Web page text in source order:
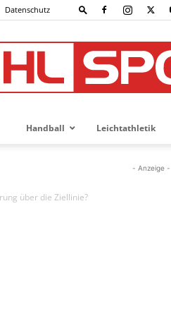
Datenschutz
Handball Leichtathletik
- Anzeige -
über die Ziellinie?